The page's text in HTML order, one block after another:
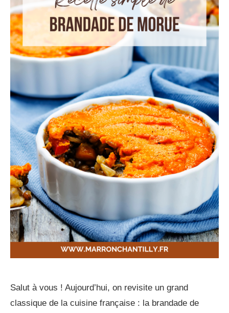
Salut à vous ! Aujourd’hui, on revisite un grand
classique de la cuisine française : la brandade de